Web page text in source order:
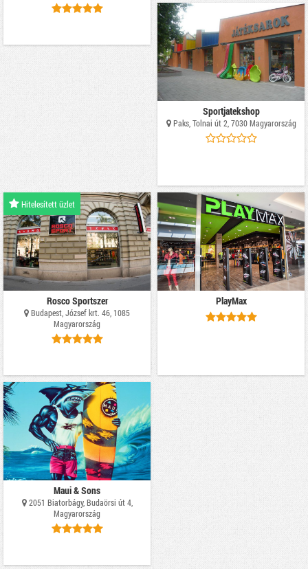
Sportjatekshop
Paks, Tolnai út 2, 7030 Magyarország
Hitelesített üzlet
Rosco Sportszer
Budapest, József krt. 46, 1085
Magyarország
PlayMax
Maui & Sons
2051 Biatorbágy, Budaörsi út 4,
Magyarország